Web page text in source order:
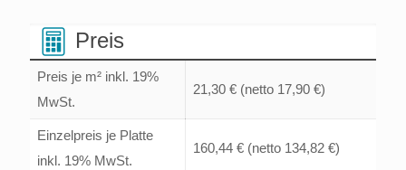
Preis
Preis je m² inkl. 19%
MwSt.
21,30 € (netto 17,90 €)
Einzelpreis je Platte
inkl. 19% MwSt.
160,44 € (netto 134,82 €)
Menge